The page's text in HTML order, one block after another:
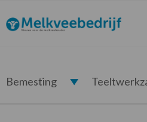
de
hoofdnavigatie
de
hoofd
de
eerste
de
voettekst
Melkveebedrijf.nl
Bemesting